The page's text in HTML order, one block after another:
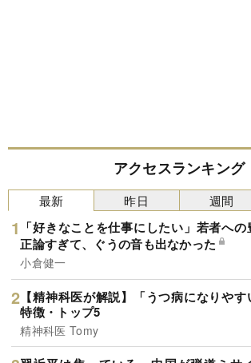
アクセスランキング
最新
「好きなことを仕事にしたい」若者へ
正論すぎて、ぐうの音も出なかった
小倉健一
【精神科医が解説】「うつ病になりや
特徴・トップ5
精神科医 Tomy
昨日 週間